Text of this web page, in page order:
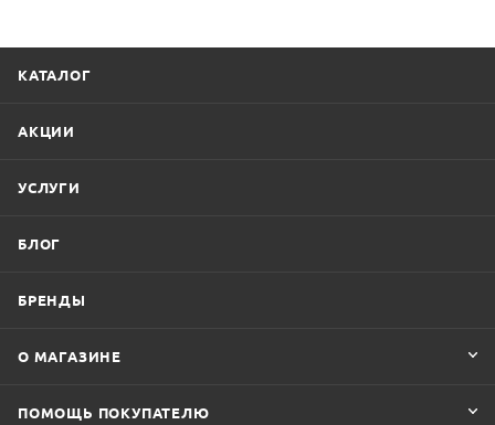
КАТАЛОГ
АКЦИИ
УСЛУГИ
БЛОГ
БРЕНДЫ
О МАГАЗИНЕ
ПОМОЩЬ ПОКУПАТЕЛЮ